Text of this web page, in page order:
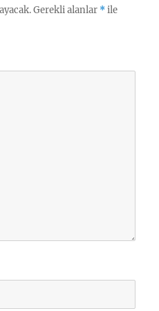
Gerekli alanlar *ile